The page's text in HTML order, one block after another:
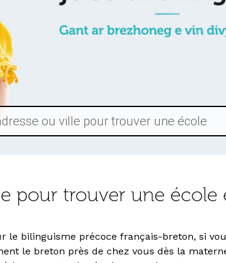
pour trouver une école
le bilinguisme précoce français-breton, si
le breton près de chez vous dès la